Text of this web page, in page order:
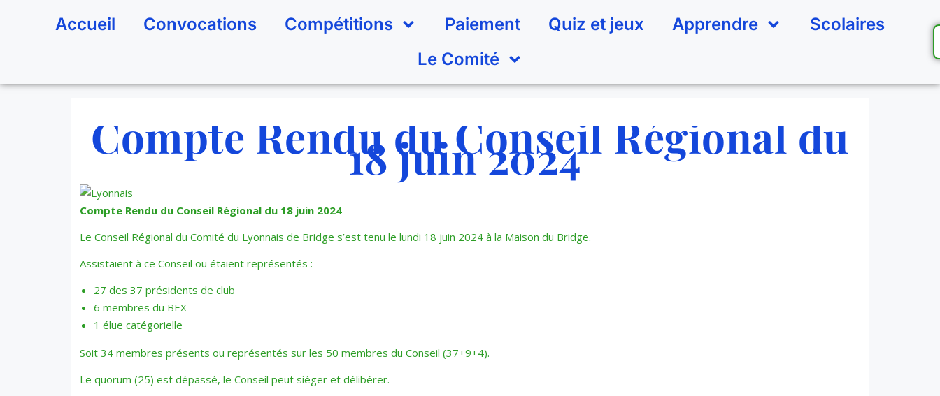
Accueil Convocations Compétitions Paiement Quiz et jeux Apprendre
Scolaires
Le Comité
Compte Rendu du Conseil Régional du
18 juin 2024
Compte Rendu du Conseil Régional du 18 juin 2024
Le Conseil Régional du Comité du Lyonnais de Bridge s’est tenu le lundi 18 juin 2024 à la Maison du Bridge.
Assistaient à ce Conseil ou étaient représentés :
27 des 37 présidents de club
6 membres du BEX
1 élue catégorielle
Soit 34 membres présents ou représentés sur les 50 membres du Conseil (37+9+4).
Le quorum (25) est dépassé, le Conseil peut siéger et délibérer.